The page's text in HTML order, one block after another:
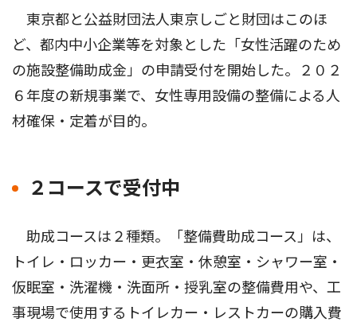
東京都と公益財団法人東京しごと財団はこのほ
ど、都内中小企業等を対象とした「女性活躍のため
の施設整備助成金」の申請受付を開始した。２０２
６年度の新規事業で、女性専用設備の整備による人
材確保・定着が目的。
２コースで受付中
助成コースは２種類。「整備費助成コース」は、
トイレ・ロッカー・更衣室・休憩室・シャワー室・
仮眠室・洗濯機・洗面所・授乳室の整備費用や、工
事現場で使用するトイレカー・レストカーの購入費